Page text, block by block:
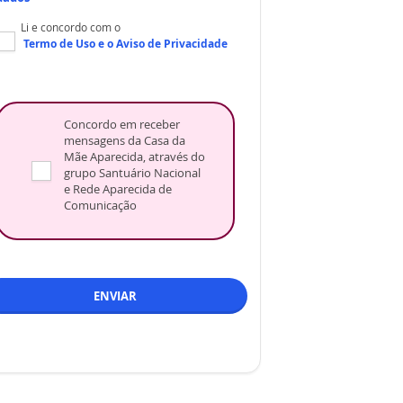
Li e concordo com o
Termo de Usoe oAviso de Privacidade
Concordo em receber
mensagens da Casa da
Mãe Aparecida, através do
grupo Santuário Nacional
e Rede Aparecida de
Comunicação
ENVIAR